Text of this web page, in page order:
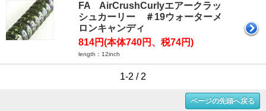
FA AirCrushCurlyエアークラッ
シュカーリー ＃19ウォーターメ
ロンキャンディ
814円(本体740円、税74円)
length：12inch
1-2 / 2
ページの先頭へ戻る